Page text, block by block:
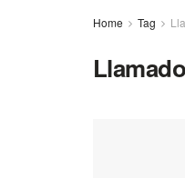
Home Tag